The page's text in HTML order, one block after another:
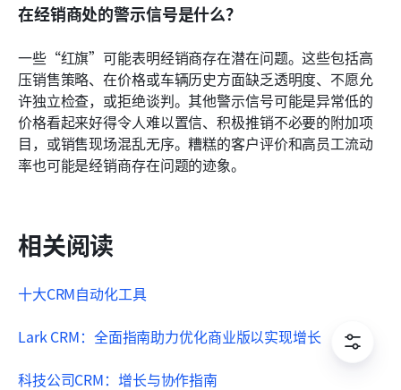
在经销商处的警示信号是什么？
一些“红旗”可能表明经销商存在潜在问题。这些包括高
压销售策略、在价格或车辆历史方面缺乏透明度、不愿允
许独立检查，或拒绝谈判。其他警示信号可能是异常低的
价格看起来好得令人难以置信、积极推销不必要的附加项
目，或销售现场混乱无序。糟糕的客户评价和高员工流动
率也可能是经销商存在问题的迹象。
相关阅读
十大CRM自动化工具
Lark CRM：全面指南助力优化商业版以实现增长
科技公司CRM：增长与协作指南